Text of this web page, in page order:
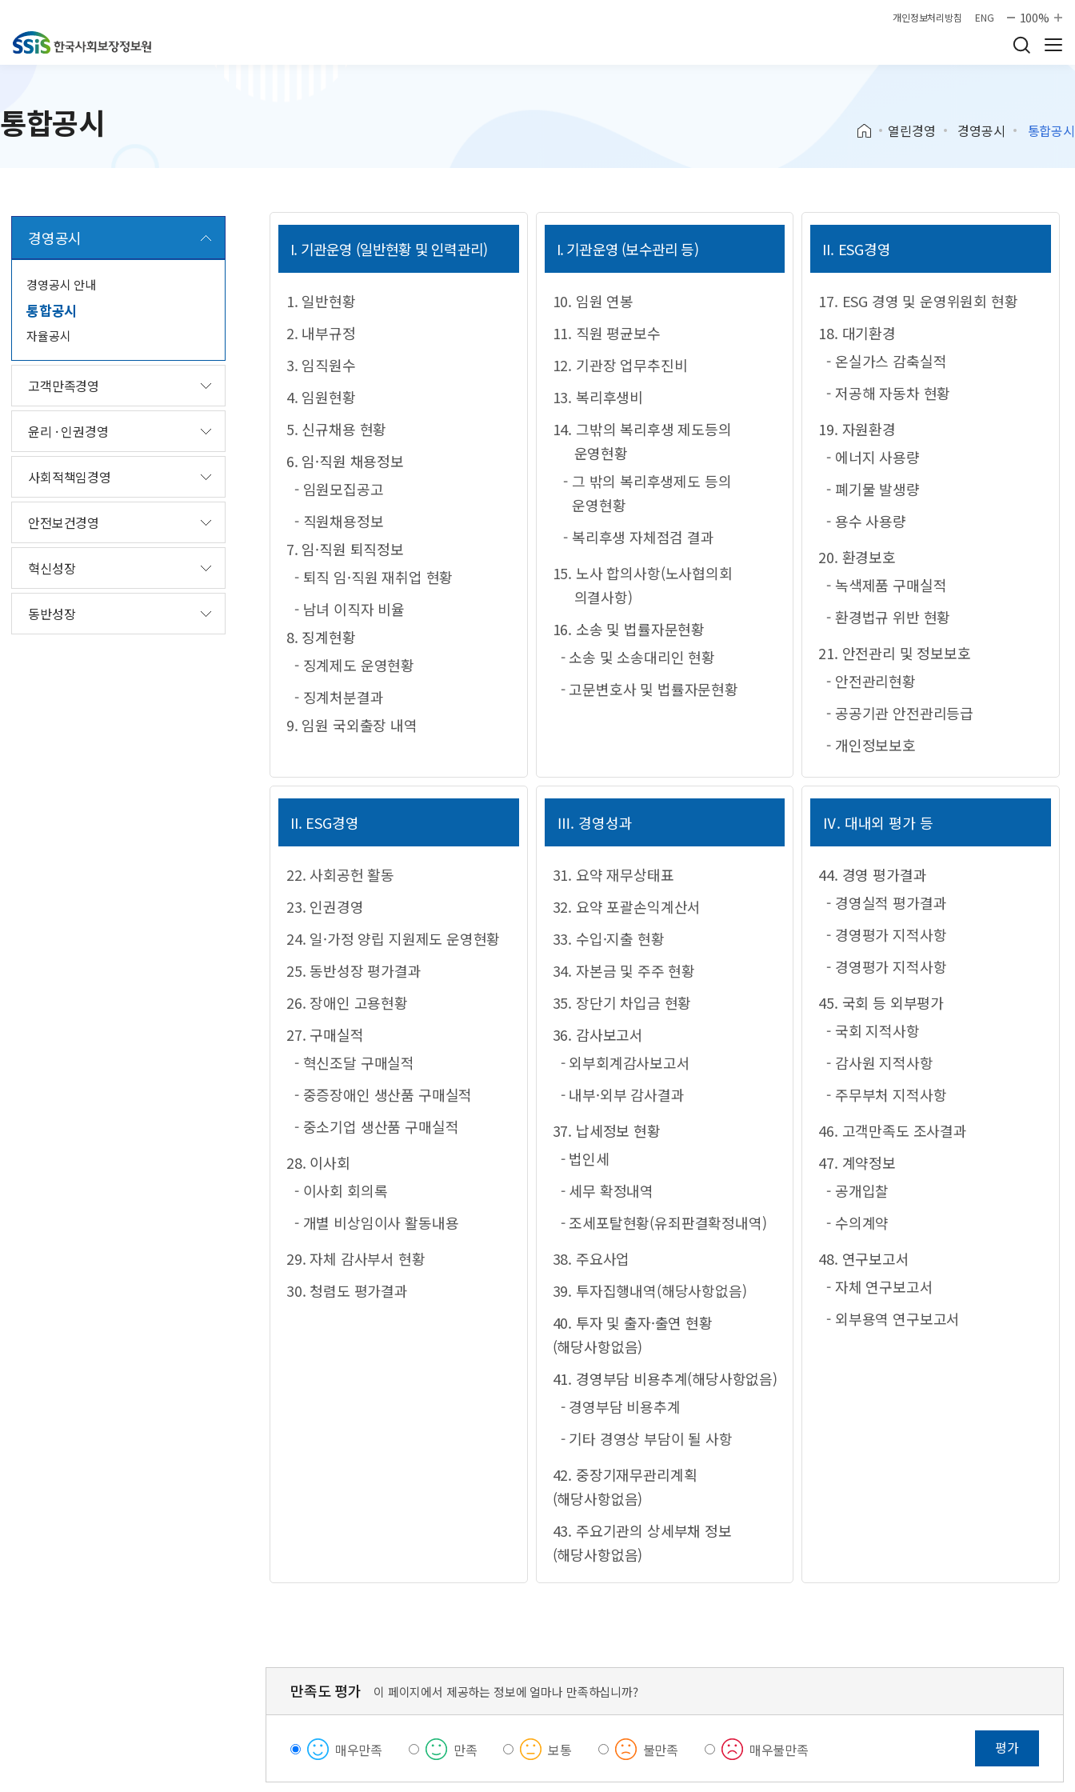
개인정보처리방침 ENG 100%
통합공시 열린경영 경영공시 통합공시
경영공시
경영공시 안내
통합공시
자율공시
고객만족경영
윤리 · 인권경영
사회적책임경영
안전보건경영
혁신성장
동반성장
I. 기관운영 (일반현황 및 인력관리)
1. 일반현황
2. 내부규정
3. 임직원수
4. 임원현황
5. 신규채용 현황
6. 임·직원 채용정보
- 임원모집공고
- 직원채용정보
7. 임·직원 퇴직정보
- 퇴직 임·직원 재취업 현황
- 남녀 이직자 비율
8. 징계현황
- 징계제도 운영현황
- 징계처분결과
9. 임원 국외출장 내역
I. 기관운영 (보수관리 등)
10. 임원 연봉
11. 직원 평균보수
12. 기관장 업무추진비
13. 복리후생비
14. 그밖의 복리후생 제도등의
운영현황
- 그 밖의 복리후생제도 등의
운영현황
- 복리후생 자체점검 결과
15. 노사 합의사항(노사협의회
의결사항)
16. 소송 및 법률자문현황
- 소송 및 소송대리인 현황
- 고문변호사 및 법률자문현황
II. ESG경영
17. ESG 경영 및 운영위원회 현황
18. 대기환경
- 온실가스 감축실적
- 저공해 자동차 현황
19. 자원환경
- 에너지 사용량
- 폐기물 발생량
- 용수 사용량
20. 환경보호
- 녹색제품 구매실적
- 환경법규 위반 현황
21. 안전관리 및 정보보호
- 안전관리현황
- 공공기관 안전관리등급
- 개인정보보호
II. ESG경영
22. 사회공헌 활동
23. 인권경영
24. 일·가정 양립 지원제도 운영현황
25. 동반성장 평가결과
26. 장애인 고용현황
27. 구매실적
- 혁신조달 구매실적
- 중증장애인 생산품 구매실적
- 중소기업 생산품 구매실적
28. 이사회
- 이사회 회의록
- 개별 비상임이사 활동내용
29. 자체 감사부서 현황
30. 청렴도 평가결과
Ⅲ. 경영성과
31. 요약 재무상태표
32. 요약 포괄손익계산서
33. 수입·지출 현황
34. 자본금 및 주주 현황
35. 장단기 차입금 현황
36. 감사보고서
- 외부회계감사보고서
- 내부·외부 감사결과
37. 납세정보 현황
- 법인세
- 세무 확정내역
- 조세포탈현황(유죄판결확정내역)
38. 주요사업
39. 투자집행내역(해당사항없음)
40. 투자 및 출자·출연 현황
(해당사항없음)
41. 경영부담 비용추계(해당사항없음)
- 경영부담 비용추계
- 기타 경영상 부담이 될 사항
42. 중장기재무관리계획
(해당사항없음)
43. 주요기관의 상세부채 정보
(해당사항없음)
Ⅳ. 대내외 평가 등
44. 경영 평가결과
- 경영실적 평가결과
- 경영평가 지적사항
- 경영평가 지적사항
45. 국회 등 외부평가
- 국회 지적사항
- 감사원 지적사항
- 주무부처 지적사항
46. 고객만족도 조사결과
47. 계약정보
- 공개입찰
- 수의계약
48. 연구보고서
- 자체 연구보고서
- 외부용역 연구보고서
만족도 평가 이 페이지에서 제공하는 정보에 얼마나 만족하십니까?
매우만족 만족 보통 불만족 매우불만족 평가